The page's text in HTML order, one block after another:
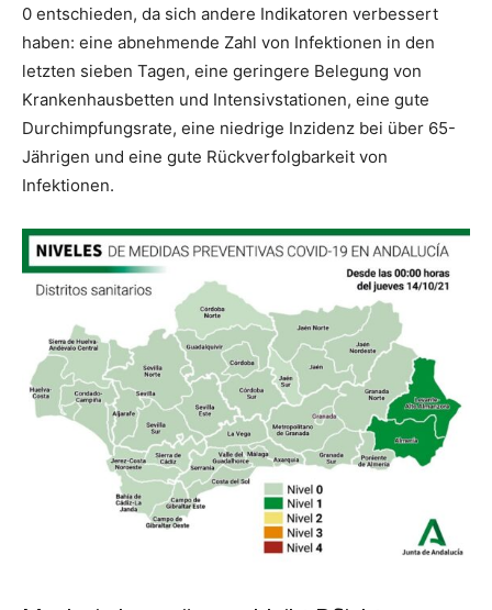
0 entschieden, da sich andere Indikatoren verbessert
haben: eine abnehmende Zahl von Infektionen in den
letzten sieben Tagen, eine geringere Belegung von
Krankenhausbetten und Intensivstationen, eine gute
Durchimpfungsrate, eine niedrige Inzidenz bei über 65-
Jährigen und eine gute Rückverfolgbarkeit von
Infektionen.